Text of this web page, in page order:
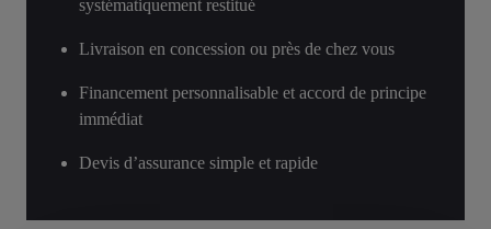
systématiquement restitué
Livraison en concession ou près de chez vous
Financement personnalisable et accord de principe
immédiat
Devis d’assurance simple et rapide